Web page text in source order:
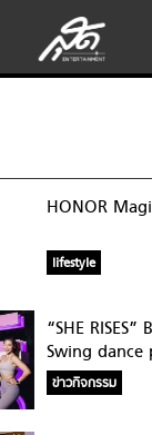
HONOR
lifestyle
“SHE
Swing dance
ข่าวกิจกรรม